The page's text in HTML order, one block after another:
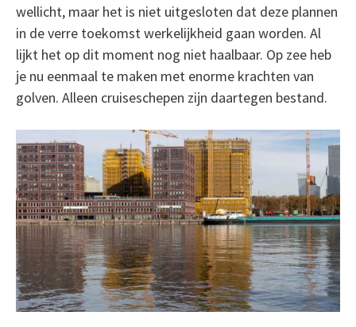
wellicht, maar het is niet uitgesloten dat deze plannen
in de verre toekomst werkelijkheid gaan worden. Al
lijkt het op dit moment nog niet haalbaar. Op zee heb
je nu eenmaal te maken met enorme krachten van
golven. Alleen cruiseschepen zijn daartegen bestand.